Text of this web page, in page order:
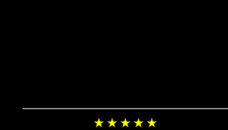
★ ★ ★ ★ ★